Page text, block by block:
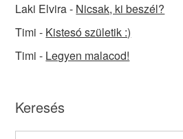
Laki Elvira- Nicsak, ki beszél?
Timi - Kistesó születik :)
Timi - Legyen malacod!
Keresés